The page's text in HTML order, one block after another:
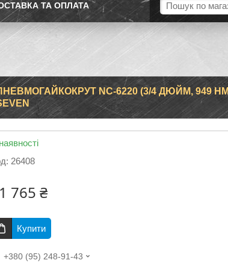
ТА ОПЛАТА
NC-6220 (3/4 ДЮЙМ, 949
26408
765 ₴
Купити
+380 (95) 248-91-43